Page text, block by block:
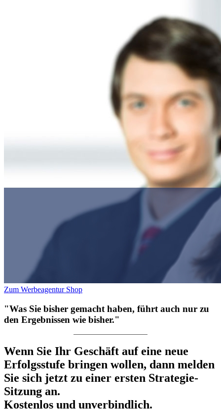
Zum Werbeagentur Shop
"Was Sie bisher gemacht haben, führt auch nur zu
den Ergebnissen wie bisher."
Wenn Sie Ihr Geschäft auf eine neue
Erfolgsstufe bringen wollen, dann melden
Sie sich jetzt zu einer ersten Strategie-
Sitzung an.
Kostenlos und unverbindlich.